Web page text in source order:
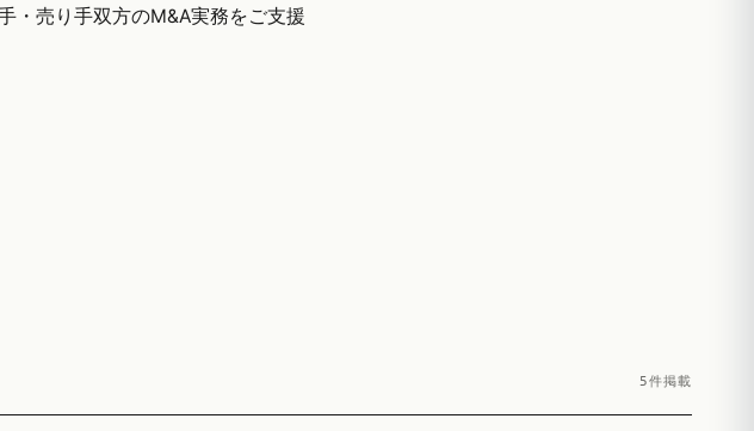
・売り手双方のM&A実務をご支援
5件掲載